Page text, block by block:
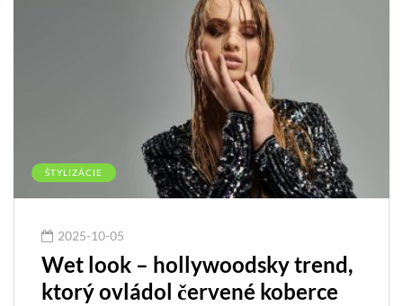
ŠTYLIZÁCIE
2025-10-05
Wet look – hollywoodsky trend,
ktorý ovládol červené koberce